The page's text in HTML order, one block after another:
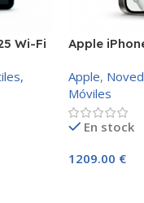
Wi-Fi
Apple
Apple,
Móviles
En stock
1209.00 €